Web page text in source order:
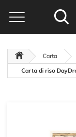
Carta
Carta di riso